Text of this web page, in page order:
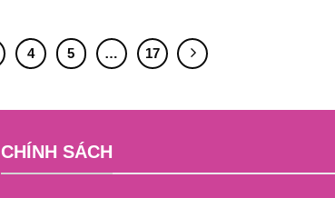
4 5 … 17
CHÍNH SÁCH